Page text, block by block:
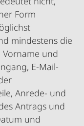
Form
mindestens die
und
E-Mail-
Anrede- und
Antrags und
und